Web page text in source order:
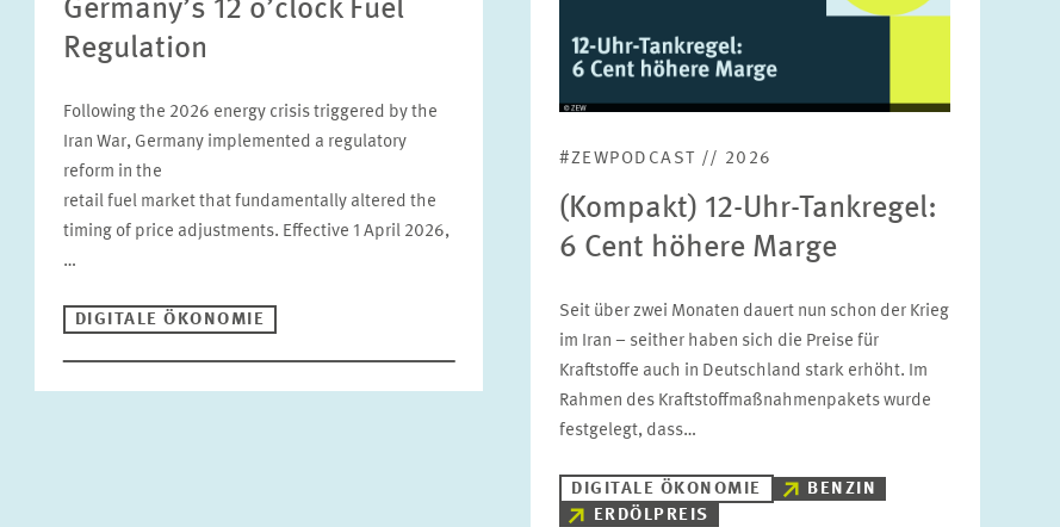
KOMMUNIKATION
#ZEWPODCAST // 2026
(Kompakt) 12-Uhr-Tankregel:
6 Cent höhere Marge
Seit über zwei Monaten dauert nun schon der Krieg
im Iran – seither haben sich die Preise für
Kraftstoffe auch in Deutschland stark erhöht. Im
Rahmen des Kraftstoffmaßnahmenpakets wurde
festgelegt, dass…
DIGITALE ÖKONOMIE
BENZIN
ERDÖLPREIS
Germany’s 12 o’clock Fuel
Regulation
Following the 2026 energy crisis triggered by the
Iran War, Germany implemented a regulatory
reform in the
retail fuel market that fundamentally altered the
timing of price adjustments. Effective 1 April 2026,
…
DIGITALE ÖKONOMIE